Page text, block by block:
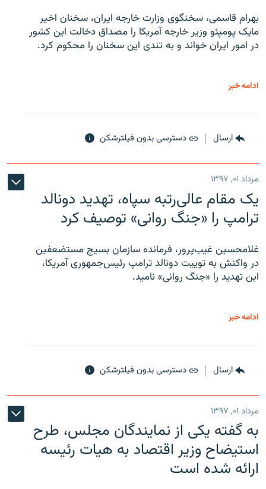
بهرام قاسمی، سخنگوی وزارت خارجه ایران، سخنان اخیر
مایک پومپئو وزیر خارجه آمریکا را مصداق دخالت این کشور
در امور ایران خواند و به تندی این سخنان را محکوم کرد.
ادامه خبر
ارسال دسترسی بدون فیلترشکن
مرداد ۰۱, ۱۳۹۷
یک مقام عالی‌رتبه سپاه، تهدید دونالد
ترامپ را «جنگ روانی» توصیف کرد
غلامحسین غیب‌پرور، فرمانده سازمان بسیج مستضعفین
در واکنش به توییت دونالد ترامپ رئیس‌جمهوری آمریکا،
این تهدید را «جنگ روانی» نامید.
ادامه خبر
ارسال دسترسی بدون فیلترشکن
مرداد ۰۱, ۱۳۹۷
به گفته یکی از نمایندگان مجلس، طرح
استیضاح وزیر اقتصاد به هیات رئیسه
ارائه شده است